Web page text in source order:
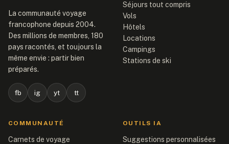
La communauté voyage
francophone depuis 2004.
Des millions de membres, 180
pays racontés, et toujours la
même envie : partir bien
préparés.
fb ig yt tt
Séjours tout compris
Vols
Hôtels
Locations
Campings
Stations de ski
COMMUNAUTÉ
Carnets de voyage
OUTILS IA
Suggestions personnalisées